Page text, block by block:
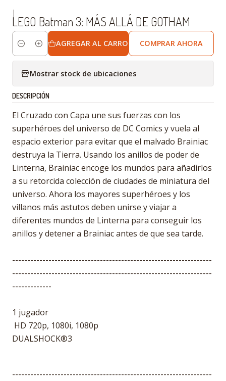
|
LEGO Batman 3: MÁS ALLÁ DE GOTHAM
Cantidad
AGREGAR AL CARRO COMPRAR AHORA
Mostrar stock de ubicaciones
DESCRIPCIÓN
El Cruzado con Capa une sus fuerzas con los
superhéroes del universo de DC Comics y vuela al
espacio exterior para evitar que el malvado Brainiac
destruya la Tierra. Usando los anillos de poder de
Linterna, Brainiac encoge los mundos para añadirlos
a su retorcida colección de ciudades de miniatura del
universo. Ahora los mayores superhéroes y los
villanos más astutos deben unirse y viajar a
diferentes mundos de Linterna para conseguir los
anillos y detener a Brainiac antes de que sea tarde.
------------------------------------------------------------------
------------------------------------------------------------------
-------------
1 jugador
HD 720p, 1080i, 1080p
DUALSHOCK®3
------------------------------------------------------------------